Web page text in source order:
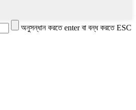
অনুসন্ধান করতে enter বা বন্ধ করতে ESC